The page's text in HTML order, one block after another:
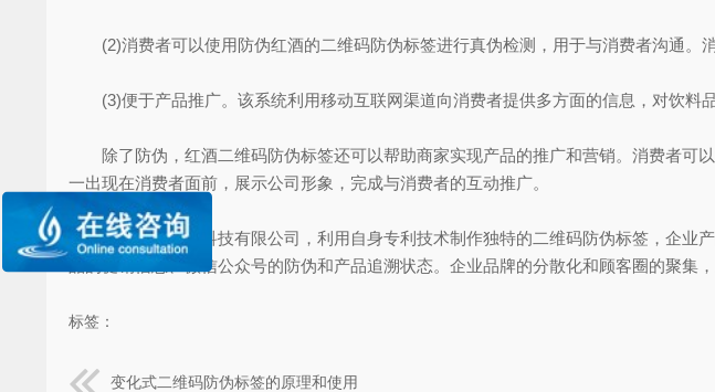
(2)消费者可以使用防伪红酒的二维码防伪标签进行真伪检测，用于与消费者沟通。
(3)便于产品推广。该系统利用移动互联网渠道向消费者提供多方面的信息，对饮料品
除了防伪，红酒二维码防伪标签还可以帮助商家实现产品的推广和营销。消费者可
一出现在消费者面前，展示公司形象，完成与消费者的互动推广。
上海尚源信息科技有限公司，利用自身专利技术制作独特的二维码防伪标签，企业
品的促销信息、微信公众号的防伪和产品追溯状态。企业品牌的分散化和顾客圈的聚集
标签：
变化式二维码防伪标签的原理和使用